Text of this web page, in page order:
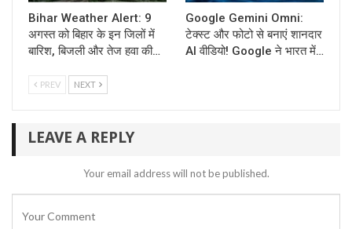
Bihar Weather Alert: 9
अगस्त को बिहार के इन जिलों में
बारिश, बिजली और तेज हवा की…
Google Gemini Omni:
टेक्स्ट और फोटो से बनाएं शानदार
AI वीडियो! Google ने भारत में…
PREV NEXT
LEAVE A REPLY
Your email address will not be published.